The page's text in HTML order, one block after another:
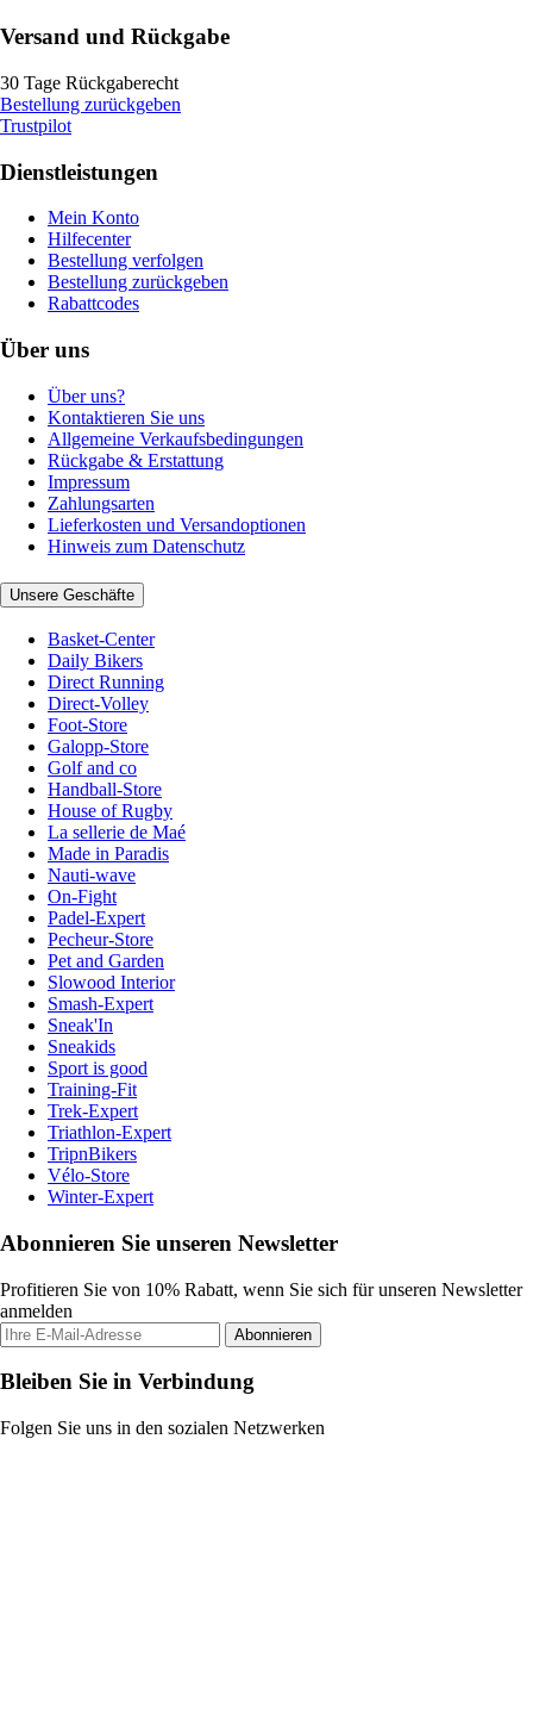
Versand und Rückgabe
30 Tage Rückgaberecht
Bestellung zurückgeben
Trustpilot
Dienstleistungen
Mein Konto
Hilfecenter
Bestellung verfolgen
Bestellung zurückgeben
Rabattcodes
Über uns
Über uns?
Kontaktieren Sie uns
Allgemeine Verkaufsbedingungen
Rückgabe & Erstattung
Impressum
Zahlungsarten
Lieferkosten und Versandoptionen
Hinweis zum Datenschutz
Unsere Geschäfte
Basket-Center
Daily Bikers
Direct Running
Direct-Volley
Foot-Store
Galopp-Store
Golf and co
Handball-Store
House of Rugby
La sellerie de Maé
Made in Paradis
Nauti-wave
On-Fight
Padel-Expert
Pecheur-Store
Pet and Garden
Slowood Interior
Smash-Expert
Sneak'In
Sneakids
Sport is good
Training-Fit
Trek-Expert
Triathlon-Expert
TripnBikers
Vélo-Store
Winter-Expert
Abonnieren Sie unseren Newsletter
Profitieren Sie von 10% Rabatt, wenn Sie sich für unseren Newsletter
anmelden
Abonnieren
Bleiben Sie in Verbindung
Folgen Sie uns in den sozialen Netzwerken